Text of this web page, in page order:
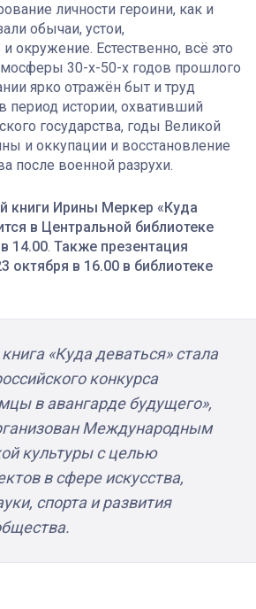
личности героини, как и
обычаи, устои,
окружение. Естественно, всё это
30-х-50-х годов прошлого
ярко отражён быт и труд
период истории, охвативший
государства, годы Великой
и оккупации и восстановление
после военной разрухи.
книги Ирины Меркер «Куда
в Центральной библиотеке
14.00. Также презентация
октября в 16.00 в библиотеке
«Куда деваться» стала
конкурса
в авангарде будущего»,
Международным
культуры с целью
в сфере искусства,
спорта и развития